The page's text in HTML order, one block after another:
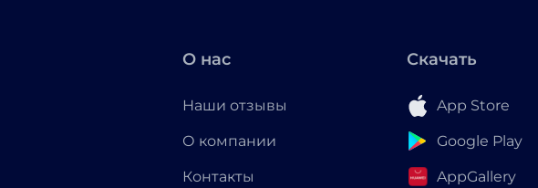
О нас
Наши отзывы
О компании
Контакты
Скачать
App Store
Google Play
AppGallery